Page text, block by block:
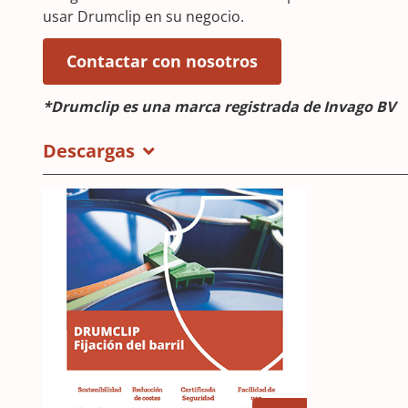
usar Drumclip en su negocio.
Contactar con nosotros(Se abre en una
(Opens in a new
*Drumclip es una marca registrada de Invago BV
Descargas